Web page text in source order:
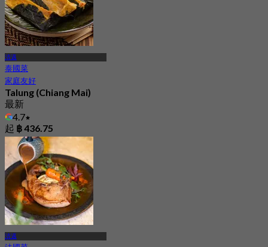
清邁
泰國菜
家庭友好
Talung (Chiang Mai)
最新
4.7
起 ฿ 436.75
清邁